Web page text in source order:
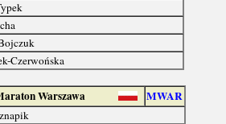
Czerwońska
Warszawa MWAR